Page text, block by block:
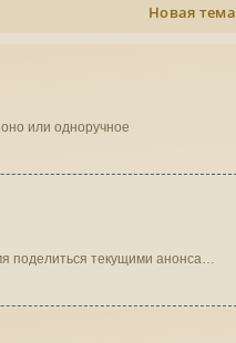
Новая тема
или одноручное
поделиться текущими анонса…